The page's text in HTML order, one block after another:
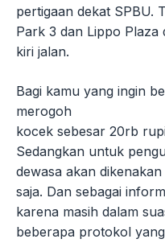
pertigaan dekat SPBU.
Park 3 dan Lippo Plaza
kiri jalan.
Bagi kamu yang ingin
merogoh
kocek sebesar 20rb
Sedangkan untuk
dewasa akan
saja. Dan sebagai
karena masih dalam
beberapa protokol